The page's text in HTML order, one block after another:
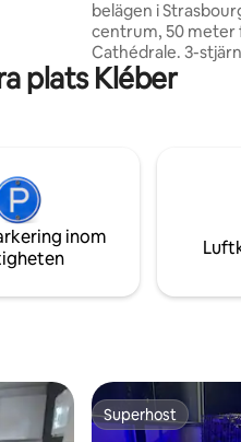
belägen i
centrum, 50 meter
Cathédrale. 3-
vardagsrum med
utrustat öppet kök,
restauranger i
parkering 15
lägenheten
plats Kléber
inom
Superhost
Superhost